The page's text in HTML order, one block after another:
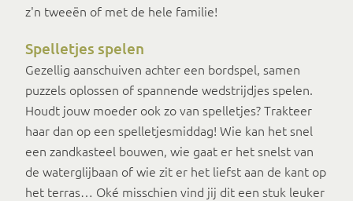
z'n tweeën of met de hele familie!
Spelletjes spelen
Gezellig aanschuiven achter een bordspel, samen
puzzels oplossen of spannende wedstrijdjes spelen.
Houdt jouw moeder ook zo van spelletjes? Trakteer
haar dan op een spelletjesmiddag! Wie kan het snel
een zandkasteel bouwen, wie gaat er het snelst van
de waterglijbaan of wie zit er het liefst aan de kant op
het terras… Oké misschien vind jij dit een stuk leuker